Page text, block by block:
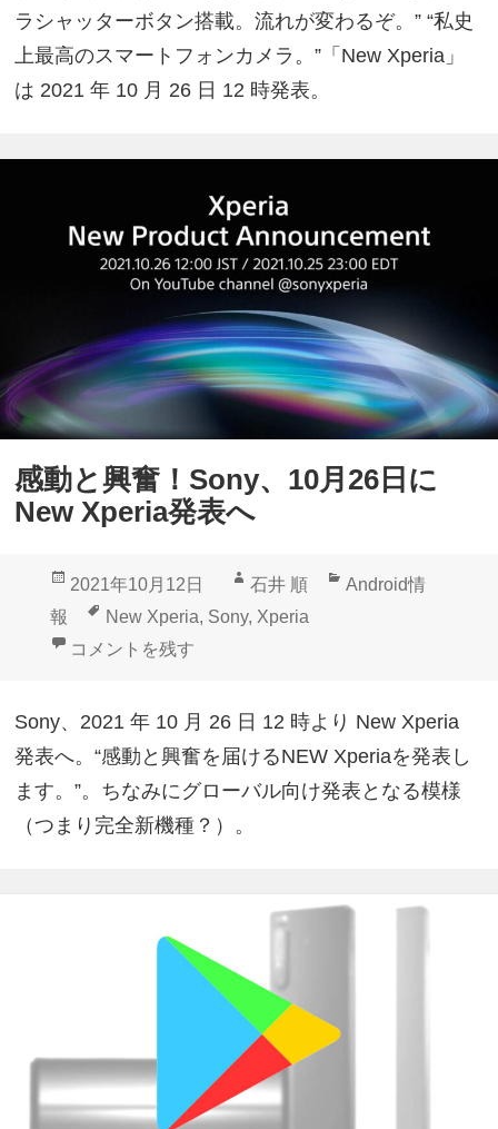
ラシャッターボタン搭載。流れが変わるぞ。” “私史
上最高のスマートフォンカメラ。”「New Xperia」
は 2021 年 10 月 26 日 12 時発表。
感動と興奮！Sony、10月26日に
New Xperia発表へ
投
日:
2021年10月12日
作
成
石井 順
カ
Android情
報
タ
グ
New Xperia, Sony, Xperia
感動と興奮！Sony、10月26日にNew Xperia発表へ に
コメントを残す
Sony、2021 年 10 月 26 日 12 時より New Xperia
発表へ。“感動と興奮を届けるNEW Xperiaを発表し
ます。”。ちなみにグローバル向け発表となる模様
（つまり完全新機種？）。